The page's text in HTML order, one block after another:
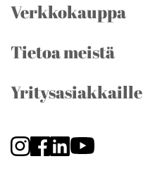
Verkkokauppa
Tietoa meistä
Yritysasiakkaille